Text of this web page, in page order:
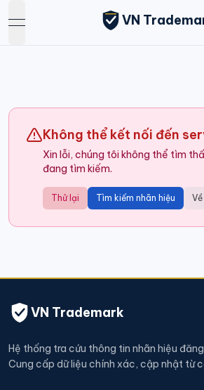
open navigation menu
VN
Không thể kết nối đến
Xin lỗi, chúng tôi không thể tìm
đang tìm kiếm.
Thử lại Tìm kiếm nhãn hiệu
VN Trademark
Hệ thống tra cứu thông tin nhãn hiệu
Cung cấp dữ liệu chính xác, cập nhật từ